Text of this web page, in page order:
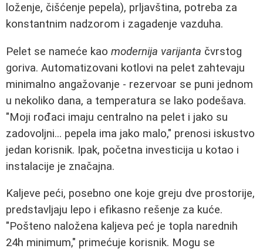
loženje, čišćenje pepela), prljavština, potreba za
konstantnim nadzorom i zagadenje vazduha.
Pelet se nameće kao modernija varijanta čvrstog
goriva. Automatizovani kotlovi na pelet zahtevaju
minimalno angažovanje - rezervoar se puni jednom
u nekoliko dana, a temperatura se lako podešava.
"Moji rođaci imaju centralno na pelet i jako su
zadovoljni... pepela ima jako malo," prenosi iskustvo
jedan korisnik. Ipak, početna investicija u kotao i
instalacije je značajna.
Kaljeve peći, posebno one koje greju dve prostorije,
predstavljaju lepo i efikasno rešenje za kuće.
"Pošteno naložena kaljeva peć je topla narednih
24h minimum," primećuje korisnik. Mogu se